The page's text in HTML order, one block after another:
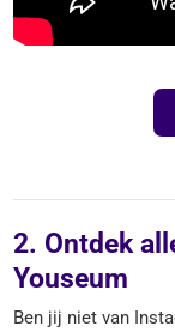
2. Ontdek
Youseum
Ben jij niet van